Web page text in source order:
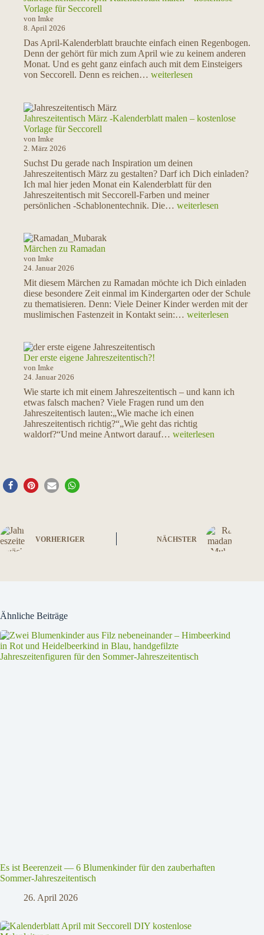
Sommer-
Jahreszeitentisch
Vorlage für Seccorell
von Imke
8. April 2026
Das April-Kalenderblatt brauchte einfach einen Regenbogen.
Denn der gehört für mich zum April wie zu keinem anderen
Monat. Und es geht ganz einfach auch mit dem Einsteigers
von Seccorell. Denn es reichen… Jahreszeitentisch
–
Seccorell
weiterlesen
Jahreszeitentisch März -Kalenderblatt malen – kostenlose
Vorlage für Seccorell
von Imke
2. März 2026
Suchst Du gerade nach Inspiration um deinen
Jahreszeitentisch März zu gestalten? Darf ich Dich einladen?
Ich mal hier jeden Monat ein Kalenderblatt für den
Jahreszeitentisch mit Seccorell-Farben und meiner
persönlichen -Schablonentechnik. Die… Jahreszeitentisch
Vorlage
für
Seccorell
weiterlesen
Märchen zu Ramadan
von Imke
24. Januar 2026
Mit diesem Märchen zu Ramadan möchte ich Dich einladen
diese besondere Zeit einmal im Kindergarten oder der Schule
zu thematisieren. Denn: Viele Deiner Kinder werden mit der
muslimischen Fastenzeit in Kontakt sein:… Märchen
weiterlesen
Der erste eigene Jahreszeitentisch?!
von Imke
24. Januar 2026
Wie starte ich mit einem Jahreszeitentisch – und kann ich
etwas falsch machen? Viele Fragen rund um den
Jahreszeitentisch lauten:„Wie mache ich einen
Jahreszeitentisch richtig?“„Wie geht das richtig
waldorf?“Und meine Antwort darauf… Der
weiterlesen
VORHERIGER NÄCHSTER
Ähnliche Beiträge
Es ist Beerenzeit — 6 Blumenkinder für den zauberhaften
Sommer-Jahreszeitentisch
26. April 2026